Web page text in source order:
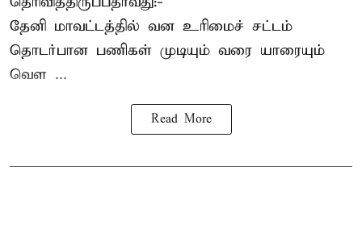
தேனி மாவட்டத்தில் வன உரிமைச் சட்டம்
தொடர்பான பணிகள் முடியும் வரை யாரையும்
வெள ...
Read More